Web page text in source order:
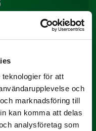
för att
och
marknadsföring till
kan komma att delas
analysföretag som
i juni